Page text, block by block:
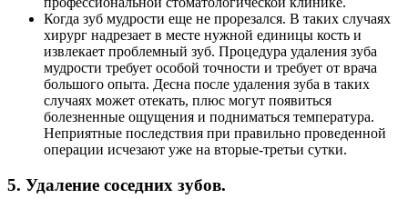
Когда зуб мудрости еще не прорезался. В таких случаях
хирург надрезает в месте нужной единицы кость и
извлекает проблемный зуб. Процедура удаления зуба
мудрости требует особой точности и требует от врача
большого опыта. Десна после удаления зуба в таких
случаях может отекать, плюс могут появиться
болезненные ощущения и подниматься температура.
Неприятные последствия при правильно проведенной
операции исчезают уже на вторые-третьи сутки.
5. Удаление соседних зубов.